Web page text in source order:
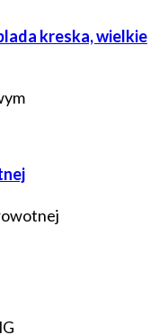
kreska, wielkie